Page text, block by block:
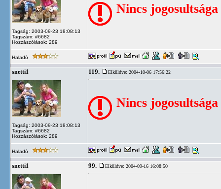
Tagság: 2003-09-23 18:08:13
Tagszám: #6682
Hozzászólások: 289
Nincs
Haladó
snetti1
Tagság: 2003-09-23 18:08:13
Tagszám: #6682
Hozzászólások: 289
119. Elküldve: 2004-10-06 17:56:22
Nincs
Haladó
snetti1 99. Elküldve: 2004-09-16 16:08:50